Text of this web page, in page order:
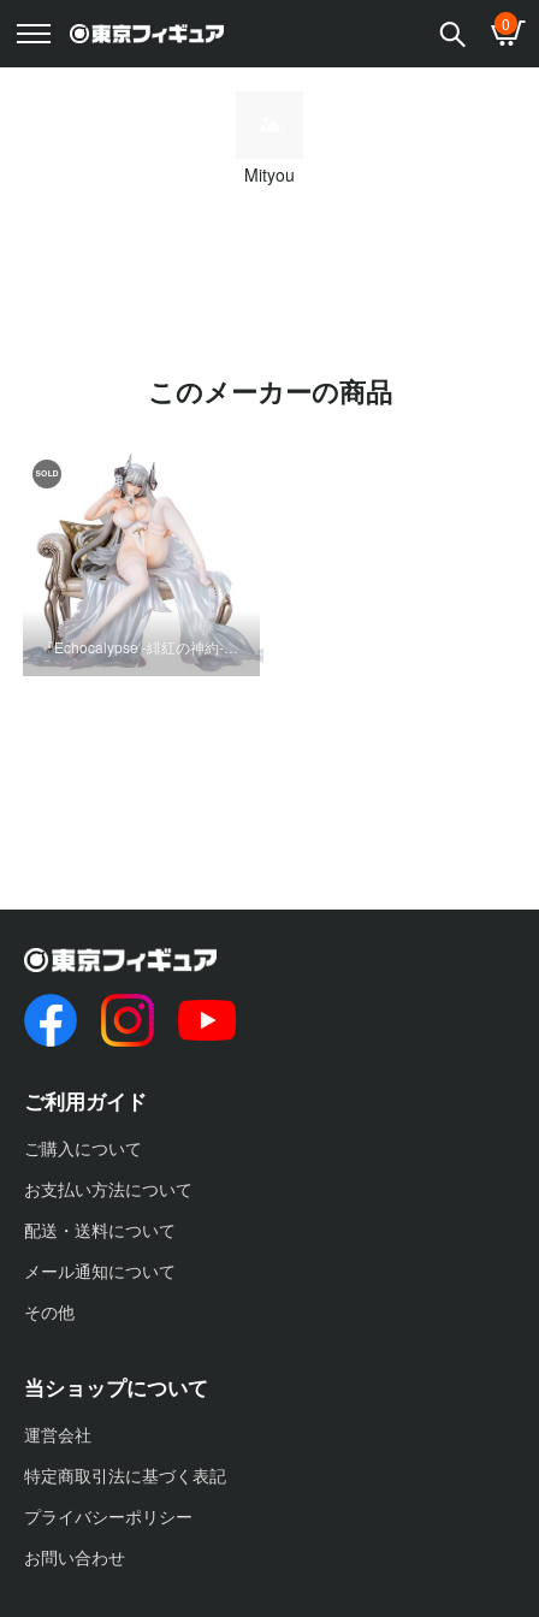
0
Mityou
このメーカーの商品
『Echocalypse -緋紅の神約-…
ご利用ガイド
ご購入について
お支払い方法について
配送・送料について
メール通知について
その他
当ショップについて
運営会社
特定商取引法に基づく表記
プライバシーポリシー
お問い合わせ